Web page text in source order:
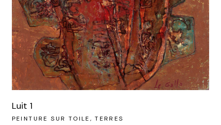
Luit 1
PEINTURE SUR TOILE TERRES